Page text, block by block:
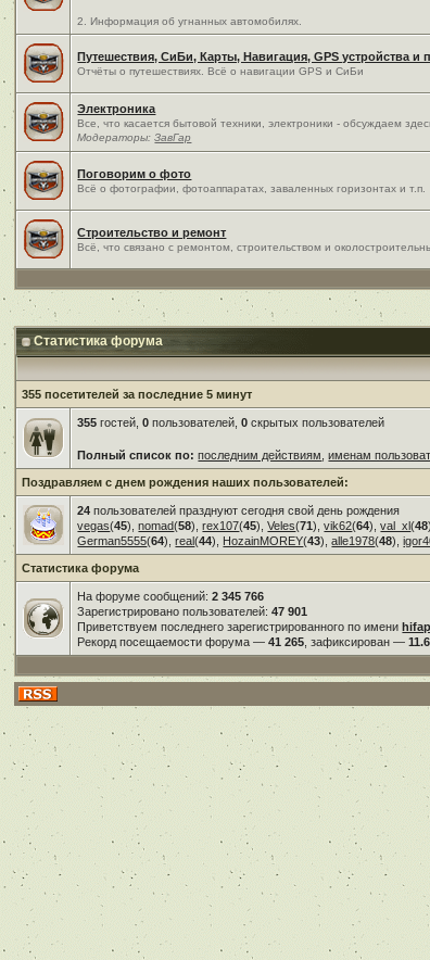
2. Информация об угнанных автомобилях.
Путешествия, СиБи, Карты, Навигация, GPS устройства и
Отчёты о путешествиях. Всё о навигации GPS и СиБи
Электроника
Все, что касается бытовой техники, электроники - обсуждаем
Модераторы:ЗавГар
Поговорим о фото
Всё о фотографии, фотоаппаратах, заваленных горизонтах и т.п.
Строительство и ремонт
Всё, что связано с ремонтом, строительством и
Статистика форума
355 посетителей за последние 5 минут
355 гостей,0 пользователей,0 скрытых пользователей
Полный список по: последним действиям ,именам
Поздравляем с днем рождения наших пользователей:
24 пользователей празднуют сегодня свой день рождения
vegas(45),nomad(58),rex107(45),Veles(71),vik62(64),val_xl(48
German5555(64),real(44), HozainMOREY(43),alle1978(48),
Статистика форума
На форуме сообщений:2 345 766
Зарегистрировано пользователей:47 901
Приветствуем последнего зарегистрированного по имени
Рекорд посещаемости форума —41 265 , зафиксирован —